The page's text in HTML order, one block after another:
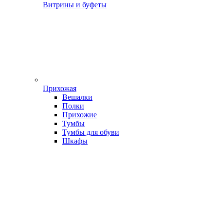
Витрины и буфеты
Прихожая
Вешалки
Полки
Прихожие
Тумбы
Тумбы для обуви
Шкафы